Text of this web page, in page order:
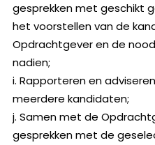
gesprekken met geschikt
het voorstellen van de
Opdrachtgever en de
nadien;
i. Rapporteren en
meerdere kandidaten;
j. Samen met de
gesprekken met de